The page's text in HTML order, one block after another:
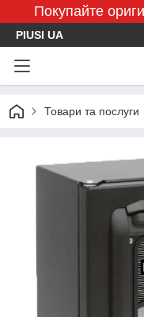
Покупайте
PIUSI UA
Товари та послуги